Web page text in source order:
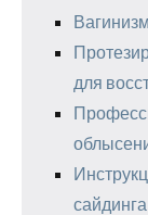
Вагинизм
для